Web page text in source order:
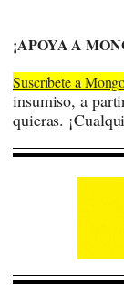
¡APOYA A
Suscríbete a
insumiso, a
quieras.